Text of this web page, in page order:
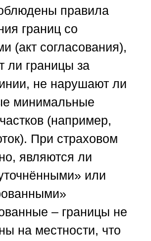
правила
границ со
(акт согласования),
ли границы за
не нарушают ли
минимальные
(например,
При страховом
являются ли
или
– границы не
на местности, что